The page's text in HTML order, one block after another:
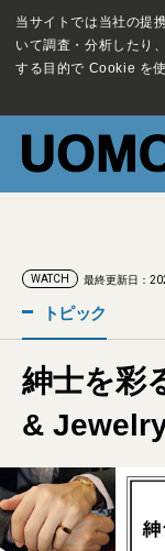
当サイトでは当社の提
いて調査・分析したり
する目的で Cookie を
WATCH 最終更新日：
トピック
紳士を彩
&